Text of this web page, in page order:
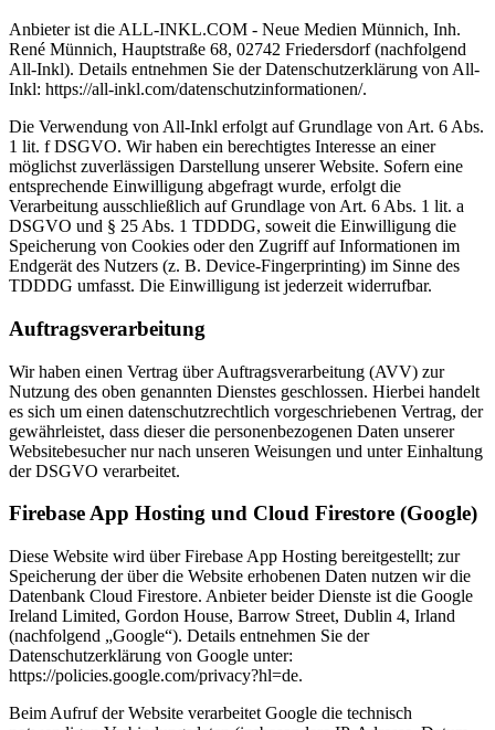
Anbieter ist die ALL-INKL.COM - Neue Medien Münnich, Inh.
René Münnich, Hauptstraße 68, 02742 Friedersdorf (nachfolgend
All-Inkl). Details entnehmen Sie der Datenschutzerklärung von All-
Inkl: https://all-inkl.com/datenschutzinformationen/.
Die Verwendung von All-Inkl erfolgt auf Grundlage von Art. 6 Abs.
1 lit. f DSGVO. Wir haben ein berechtigtes Interesse an einer
möglichst zuverlässigen Darstellung unserer Website. Sofern eine
entsprechende Einwilligung abgefragt wurde, erfolgt die
Verarbeitung ausschließlich auf Grundlage von Art. 6 Abs. 1 lit. a
DSGVO und § 25 Abs. 1 TDDDG, soweit die Einwilligung die
Speicherung von Cookies oder den Zugriff auf Informationen im
Endgerät des Nutzers (z. B. Device-Fingerprinting) im Sinne des
TDDDG umfasst. Die Einwilligung ist jederzeit widerrufbar.
Auftragsverarbeitung
Wir haben einen Vertrag über Auftragsverarbeitung (AVV) zur
Nutzung des oben genannten Dienstes geschlossen. Hierbei handelt
es sich um einen datenschutzrechtlich vorgeschriebenen Vertrag, der
gewährleistet, dass dieser die personenbezogenen Daten unserer
Websitebesucher nur nach unseren Weisungen und unter Einhaltung
der DSGVO verarbeitet.
Firebase App Hosting und Cloud Firestore (Google)
Diese Website wird über Firebase App Hosting bereitgestellt; zur
Speicherung der über die Website erhobenen Daten nutzen wir die
Datenbank Cloud Firestore. Anbieter beider Dienste ist die Google
Ireland Limited, Gordon House, Barrow Street, Dublin 4, Irland
(nachfolgend „Google“). Details entnehmen Sie der
Datenschutzerklärung von Google unter:
https://policies.google.com/privacy?hl=de.
Beim Aufruf der Website verarbeitet Google die technisch